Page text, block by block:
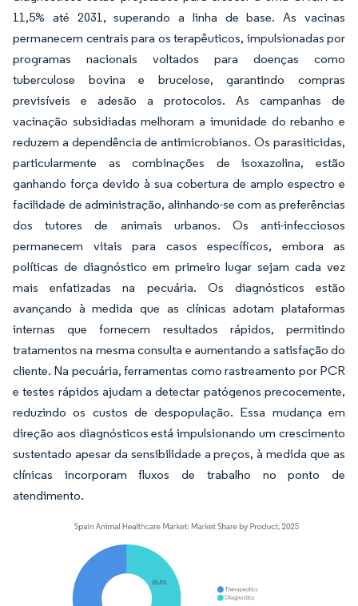
11,5% até 2031, superando a linha de base. As vacinas
permanecem centrais para os terapêuticos, impulsionadas por
programas nacionais voltados para doenças como
tuberculose bovina e brucelose, garantindo compras
previsíveis e adesão a protocolos. As campanhas de
vacinação subsidiadas melhoram a imunidade do rebanho e
reduzem a dependência de antimicrobianos. Os parasiticidas,
particularmente as combinações de isoxazolina, estão
ganhando força devido à sua cobertura de amplo espectro e
facilidade de administração, alinhando-se com as preferências
dos tutores de animais urbanos. Os anti-infecciosos
permanecem vitais para casos específicos, embora as
políticas de diagnóstico em primeiro lugar sejam cada vez
mais enfatizadas na pecuária. Os diagnósticos estão
avançando à medida que as clínicas adotam plataformas
internas que fornecem resultados rápidos, permitindo
tratamentos na mesma consulta e aumentando a satisfação do
cliente. Na pecuária, ferramentas como rastreamento por PCR
e testes rápidos ajudam a detectar patógenos precocemente,
reduzindo os custos de despopulação. Essa mudança em
direção aos diagnósticos está impulsionando um crescimento
sustentado apesar da sensibilidade a preços, à medida que as
clínicas incorporam fluxos de trabalho no ponto de
atendimento.